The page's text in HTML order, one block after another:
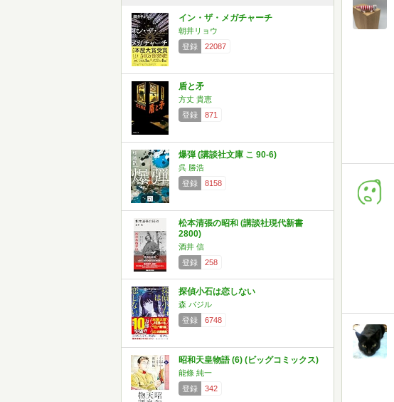
イン・ザ・メガチャーチ
朝井リョウ
登録
22087
盾と矛
方丈 貴恵
登録
871
爆弾 (講談社文庫 こ 90-6)
呉 勝浩
登録
8158
松本清張の昭和 (講談社現代新書
2800)
酒井 信
登録
258
探偵小石は恋しない
森 バジル
登録
6748
昭和天皇物語 (6) (ビッグコミックス)
能條 純一
登録
342